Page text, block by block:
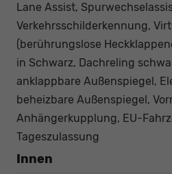
Lane Assist,
Verkehrsschilderkennung,
(berührungslose
in Schwarz, Dachreling
anklappbare Außenspiegel,
beheizbare Außenspiegel,
Anhängerkupplung, EU-
Tageszulassung
Innen